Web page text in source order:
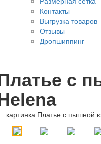
Контакты
Выгрузка товаров
Отзывы
Дропшиппинг
с